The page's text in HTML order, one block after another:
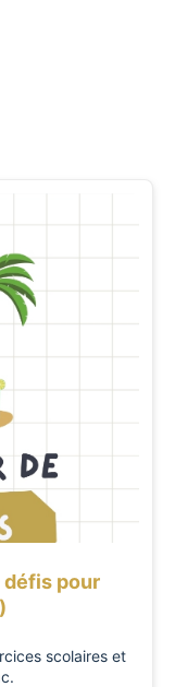
défis pour
scolaires et